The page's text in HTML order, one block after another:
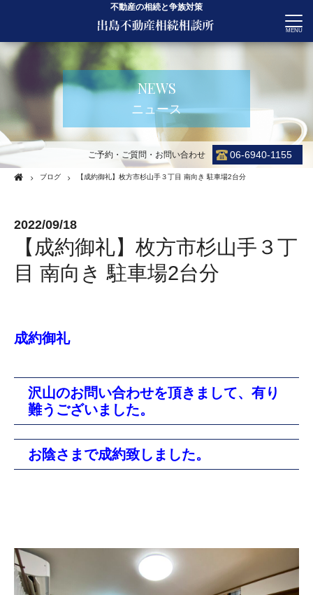
不動産の相続と争族対策
CONTACT
NEWS
ニュース
ご予約・ご質問・お問い合わせ 06-6940-1155
ブログ 【成約御礼】枚方市杉山手３丁目 南向き 駐車場2台分
2022/09/18
【成約御礼】枚方市杉山手３丁
目 南向き 駐車場2台分
成約御礼
沢山のお問い合わせを頂きまして、有り
難うございました。
お陰さまで成約致しました。